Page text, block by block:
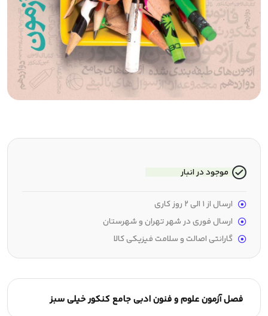
فصل آزمون علوم و فنون ادبی جامع کنکور خیلی سبز
موجود در انبار
ارسال از 1 الی 2 روز کاری
ارسال فوری در شهر تهران و شهرستان
گارانتی اصالت و سلامت فیزیکی کالا